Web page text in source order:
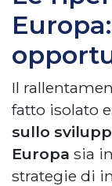
Il
fatto isolato
sullo
Europa sia
strategie di